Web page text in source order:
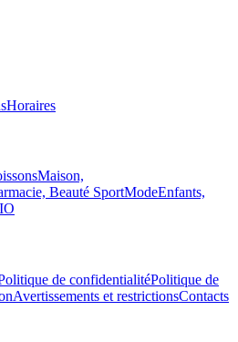
Horaires
Maison,
Beauté SportModeEnfants,
de confidentialitéPolitique de
Avertissements et restrictionsContacts